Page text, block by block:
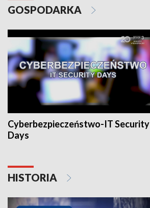
GOSPODARKA
Cyberbezpieczeństwo-IT Security
Days
HISTORIA